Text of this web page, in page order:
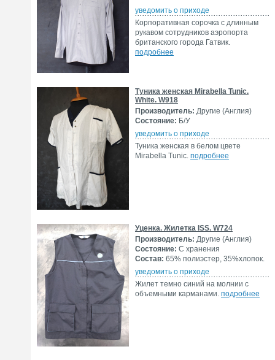
уведомить о приходе
Корпоративная сорочка с длинным
рукавом сотрудников аэропорта
британского города Гатвик.
подробнее
Туника женская Mirabella Tunic.
White. W918
Производитель: Другие (Англия)
Состояние: Б/У
уведомить о приходе
Туника женская в белом цвете
Mirabella Tunic. подробнее
Уценка. Жилетка ISS. W724
Производитель: Другие (Англия)
Состояние: С хранения
Состав: 65% полиэстер, 35%хлопок.
уведомить о приходе
Жилет темно синий на молнии c
объемными карманами. подробнее